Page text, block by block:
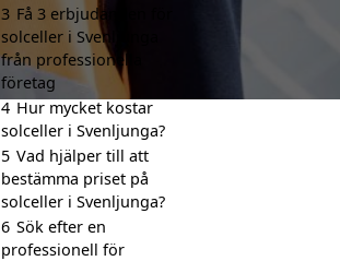
3 Få 3 erbjudanden för
solceller i Svenljunga
från professionella
företag
4 Hur mycket kostar
solceller i Svenljunga?
5 Vad hjälper till att
bestämma priset på
solceller i Svenljunga?
6 Sök efter en
professionell för